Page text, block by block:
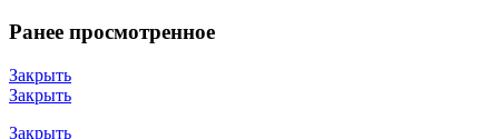
Ранее просмотренное
Закрыть
Закрыть
Закрыть